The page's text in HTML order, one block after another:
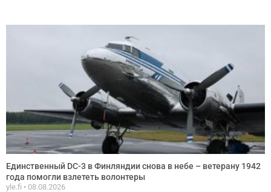
Единственный DC-3 в Финляндии снова в небе – ветерану 1942
года помогли взлететь волонтеры
yle.fi 08.08.2026